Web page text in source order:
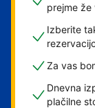
prejme že
Izberite
Za vas
Dnevna
plačilne